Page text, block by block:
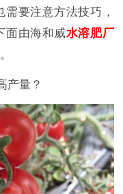
要注意方法技巧，
面由海和威水溶肥厂
产量？